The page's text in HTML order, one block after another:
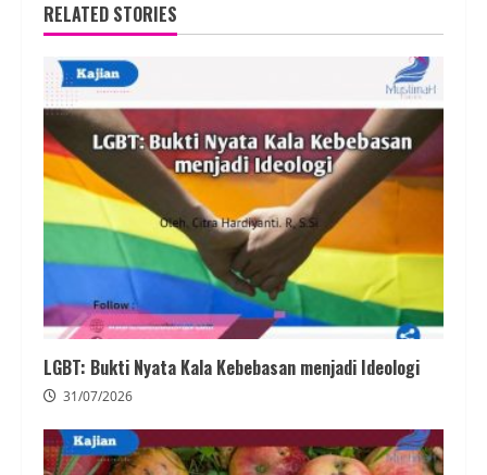
RELATED STORIES
LGBT: Bukti Nyata Kala Kebebasan menjadi Ideologi
31/07/2026